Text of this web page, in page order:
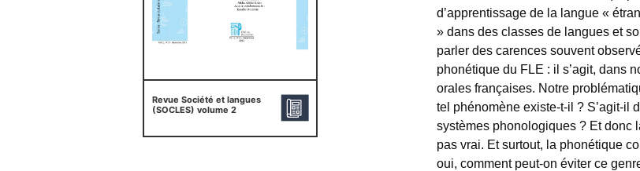
Revue Société et langues
(SOCLES) volume 2
d’apprentissage de la langue «
» dans des classes de langues et
parler des carences souvent
phonétique du FLE : il s’agit, dans
orales françaises. Notre
tel phénomène existe-t-il ? S’agit-il
systèmes phonologiques ? Et donc
pas vrai. Et surtout, la phonétique
oui, comment peut-on éviter ce